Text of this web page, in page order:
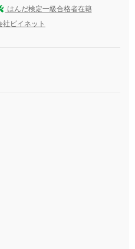
はんだ検定一級合格者在籍
社ビイネット